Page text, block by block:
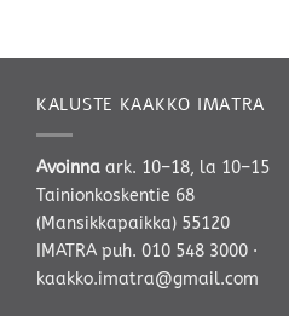
KALUSTE KAAKKO IMATRA
Avoinna ark. 10–18, la 10–15
Tainionkoskentie 68
(Mansikkapaikka) 55120
IMATRA puh. 010 548 3000 ·
kaakko.imatra@gmail.com